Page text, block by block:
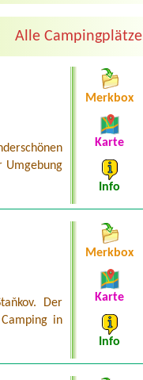
Alle Campingplätze
Umgebung
Merkbox
Karte
Info
Der
in
Merkbox
Karte
Info